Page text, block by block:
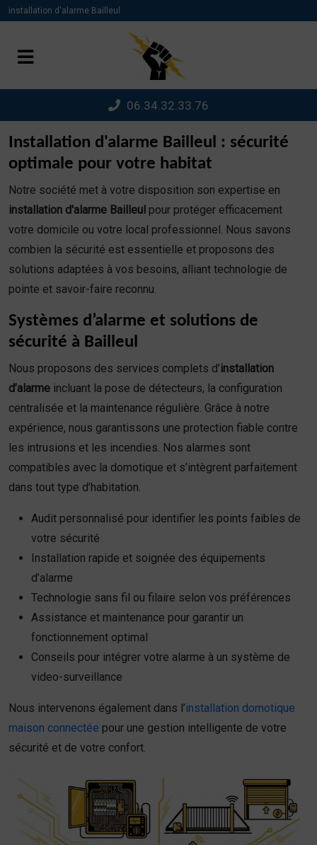
installation d'alarme Bailleul
06.34.32.33.76
Installation d'alarme Bailleul : sécurité
optimale pour votre habitat
Notre société met à votre disposition son expertise en
installation d'alarme Bailleul pour protéger efficacement
votre domicile ou votre local professionnel. Nous savons
combien la sécurité est essentielle et proposons des
solutions adaptées à vos besoins, alliant technologie de
pointe et savoir-faire reconnu.
Systèmes d’alarme et solutions de
sécurité à Bailleul
Nous proposons des services complets d’installation
d’alarme incluant la pose de détecteurs, la configuration
centralisée et la maintenance régulière. Grâce à notre
expérience, nous garantissons une protection fiable contre
les intrusions et les incendies. Nos alarmes sont
compatibles avec la domotique et s’intègrent parfaitement
dans tout type d’habitation.
Audit personnalisé pour identifier les points faibles de
votre sécurité
Installation rapide et soignée des équipements
d’alarme
Technologie sans fil ou filaire selon vos préférences
Assistance et maintenance pour garantir un
fonctionnement optimal
Conseils pour intégrer votre alarme à un système de
video-surveillance
Nous intervenons également dans l’installation domotique
maison connectée pour une gestion intelligente de votre
sécurité et de votre confort.
Panneau de gestion des cookies